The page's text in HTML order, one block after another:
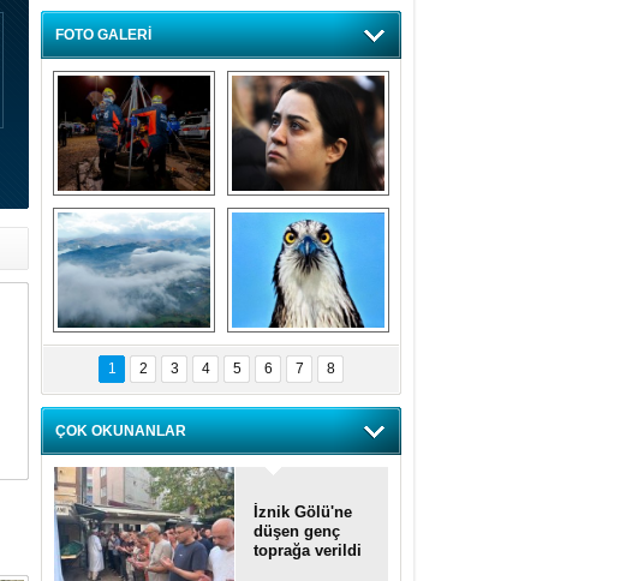
FOTO GALERİ
Bursa'da deprem
tatbikatı gerçeğini
aratmadı
Özlem ve minnetle
anıyoruz
Bursa'dan
büyüleyen
fotoğraflar
Balık Kartalı
Bursa’da
görüntülendi
1 2 3 4 5 6 7 8
ÇOK OKUNANLAR
İznik Gölü'ne
düşen genç
toprağa verildi